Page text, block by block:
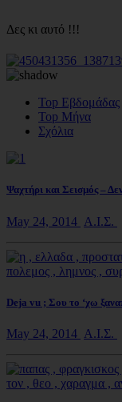
Δες κι αυτό !!!
Top Εβδομάδας
Top Μήνα
Σχόλια
Ψαχτήρι και Σεισμός –
May 24, 2014 Α.Ι.Σ.
Deja vu ; Σου το ‘χω
May 24, 2014 Α.Ι.Σ.